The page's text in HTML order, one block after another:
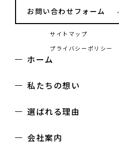
お問い合わせフォーム
サイトマップ
プライバシーポリシー
ホーム
私たちの想い
選ばれる理由
会社案内